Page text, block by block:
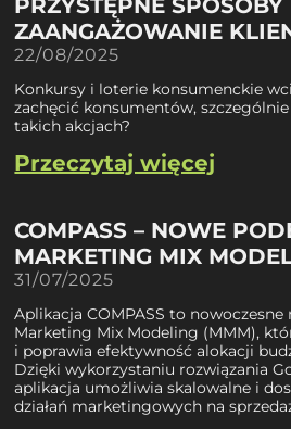
PRZYSTĘPNE
ZAANGAŻOWANIE
22/08/2025
Konkursy i loterie konsumenckie
zachęcić konsumentów, szczególnie
takich akcjach?
Przeczytaj więcej
COMPASS – NOWE
MARKETING MIX
31/07/2025
Aplikacja COMPASS to nowoczesne
Marketing Mix Modeling (MMM),
i poprawia efektywność alokacji
Dzięki wykorzystaniu rozwiązania
aplikacja umożliwia skalowalne i
działań marketingowych na